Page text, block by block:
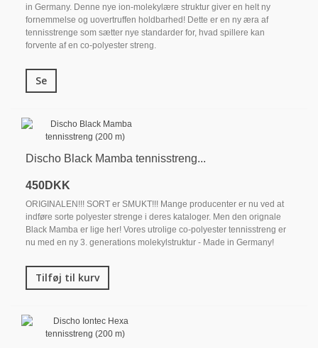
in Germany. Denne nye ion-molekylære struktur giver en helt ny
fornemmelse og uovertruffen holdbarhed! Dette er en ny æra af
tennisstrenge som sætter nye standarder for, hvad spillere kan
forvente af en co-polyester streng.
Se
Discho Black Mamba tennisstreng...
450DKK
ORIGINALEN!!! SORT er SMUKT!!! Mange producenter er nu ved at
indføre sorte polyester strenge i deres kataloger. Men den orignale
Black Mamba er lige her! Vores utrolige co-polyester tennisstreng er
nu med en ny 3. generations molekylstruktur - Made in Germany!
Tilføj til kurv